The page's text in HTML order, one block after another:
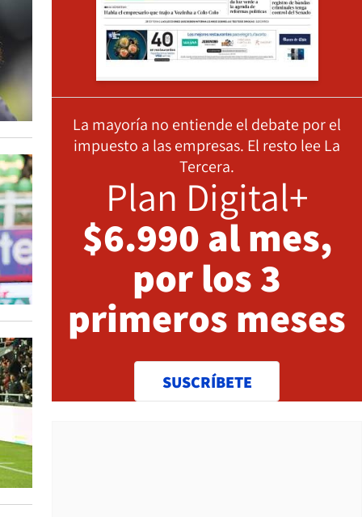
La mayoría no entiende el debate por el
impuesto a las empresas. El resto lee La
Tercera.
Plan Digital+
$6.990 al mes,
por los 3
primeros meses
SUSCRÍBETE